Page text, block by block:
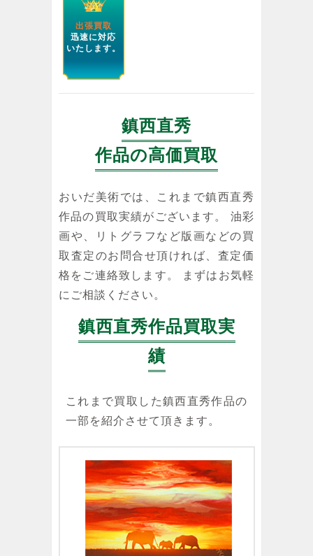
出張買取
迅速に対応
いたします。
鎮西直秀
作品の高価買取
おいだ美術では、これまで鎮西直秀
作品の買取実績がございます。 油彩
画や、リトグラフなど版画などの買
取査定のお問合せ頂ければ、査定価
格をご連絡致します。 まずはお気軽
にご相談ください。
鎮西直秀作品買取実
績
これまで買取した鎮西直秀作品の
一部を紹介させて頂きます。